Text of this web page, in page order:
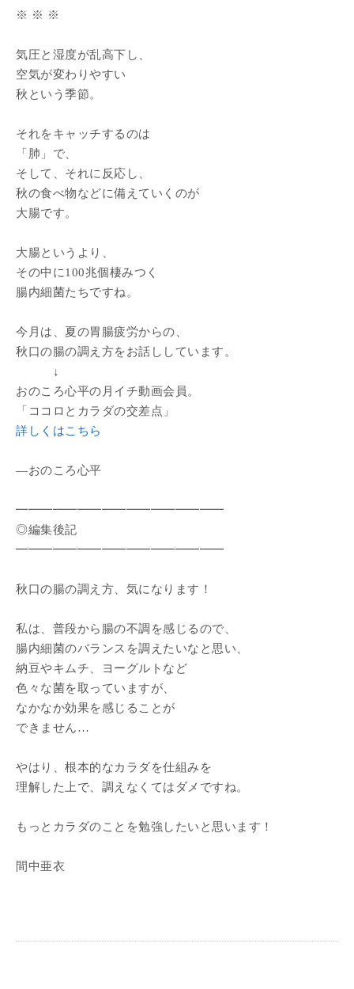
※ ※ ※
気圧と湿度が乱高下し、
空気が変わりやすい
秋という季節。
それをキャッチするのは
「肺」で、
そして、それに反応し、
秋の食べ物などに備えていくのが
大腸です。
大腸というより、
その中に100兆個棲みつく
腸内細菌たちですね。
今月は、夏の胃腸疲労からの、
秋口の腸の調え方をお話ししています。
↓
おのころ心平の月イチ動画会員。
「ココロとカラダの交差点」
詳しくはこちら
―おのころ心平
━━━━━━━━━━━━━━━━━
◎編集後記
━━━━━━━━━━━━━━━━━
秋口の腸の調え方、気になります！
私は、普段から腸の不調を感じるので、
腸内細菌のバランスを調えたいなと思い、
納豆やキムチ、ヨーグルトなど
色々な菌を取っていますが、
なかなか効果を感じることが
できません…
やはり、根本的なカラダを仕組みを
理解した上で、調えなくてはダメですね。
もっとカラダのことを勉強したいと思います！
間中亜衣